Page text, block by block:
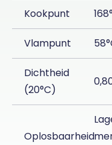
Kookpunt
Vlampunt
Dichtheid
(20°C)
Oplosbaarheid